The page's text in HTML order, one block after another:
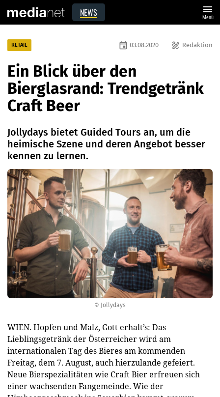
NEWS menu
Menü
© Jollydays
RETAIL draw Redaktion
event 03.08.2020
Ein Blick über den
Bierglasrand: Trendgetränk
Craft Beer
Jollydays bietet Guided Tours an, um die
heimische Szene und deren Angebot besser
kennen zu lernen.
WIEN. Hopfen und Malz, Gott erhalt’s: Das
Lieblingsgetränk der Österreicher wird am
internationalen Tag des Bieres am kommenden
Freitag, dem 7. August, auch hierzulande gefeiert.
Neue Bierspezialitäten wie Craft Bier erfreuen sich
einer wachsenden Fangemeinde. Wie der